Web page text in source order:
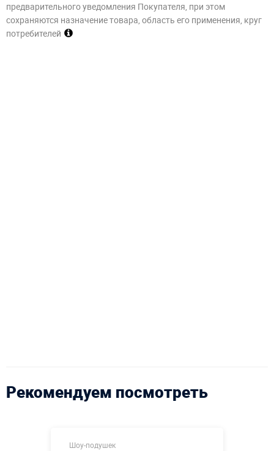
предварительного уведомления Покупателя, при этом
сохраняются назначение товара, область его применения, круг
потребителей
Рекомендуем посмотреть
Шоу-подушек